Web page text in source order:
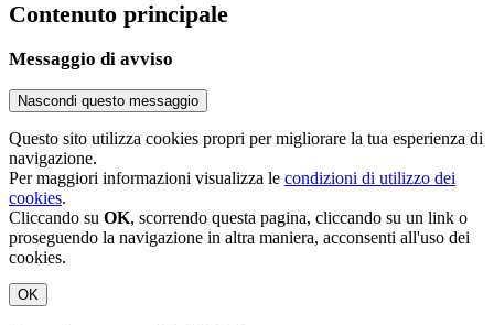
Contenuto principale
Messaggio di avviso
Nascondi questo messaggio
Questo sito utilizza cookies propri per migliorare la tua esperienza di
navigazione.
Per maggiori informazioni visualizza le condizioni di utilizzo dei
cookies.
Cliccando su OK, scorrendo questa pagina, cliccando su un link o
proseguendo la navigazione in altra maniera, acconsenti all'uso dei
cookies.
OK